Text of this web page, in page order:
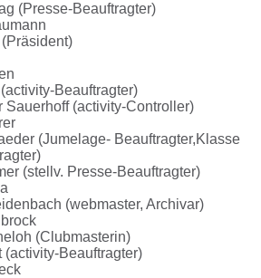
(Presse-Beauftragter)
Beauftragter)
Sauerhoff (activity-Controller)
(Jumelage- Beauftragter,Klasse
(stellv. Presse-Beauftragter)
(webmaster, Archivar)
(Clubmasterin)
(activity-Beauftragter)